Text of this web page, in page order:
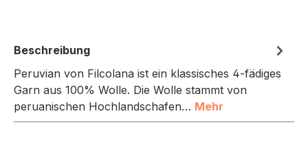
Beschreibung
Peruvian von Filcolana ist ein klassisches 4-fädiges
Garn aus 100% Wolle. Die Wolle stammt von
peruanischen Hochlandschafen… Mehr